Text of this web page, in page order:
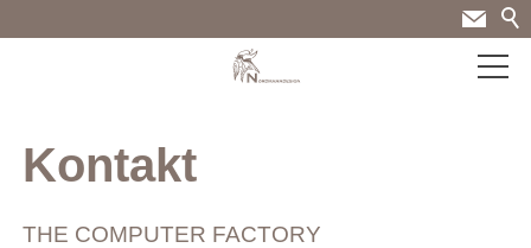
Design und
Kontakt
THE COMPUTER FACTORY